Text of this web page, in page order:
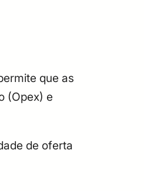
que as
(Opex) e
de oferta